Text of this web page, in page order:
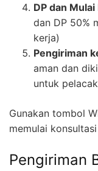
DP dan
dan DP 50%
kerja)
Pengiriman
aman dan
untuk
Gunakan tombol
memulai
Pengiriman